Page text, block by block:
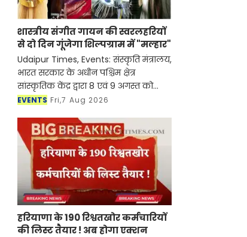
शास्त्रीय संगीत गायन की स्वरलहरियों
से दो दिन गूंजेगा शिल्पग्राम में "मल्हार"
Udaipur Times, Events: संस्कृति मंत्रालय,
भारत सरकार के अधीन पश्चिम क्षेत्र
सांस्कृतिक केंद्र द्वारा 8 एवं 9 अगस्त को
शिल्पग्राम स्थित दर्पण सभागार में दो दिवसीय
EVENTS Fri,7 Aug 2026
हरियाणा के 190 रिश्वतखोर कर्मचारियों
की लिस्ट तैयार ! अब होगा एक्शन